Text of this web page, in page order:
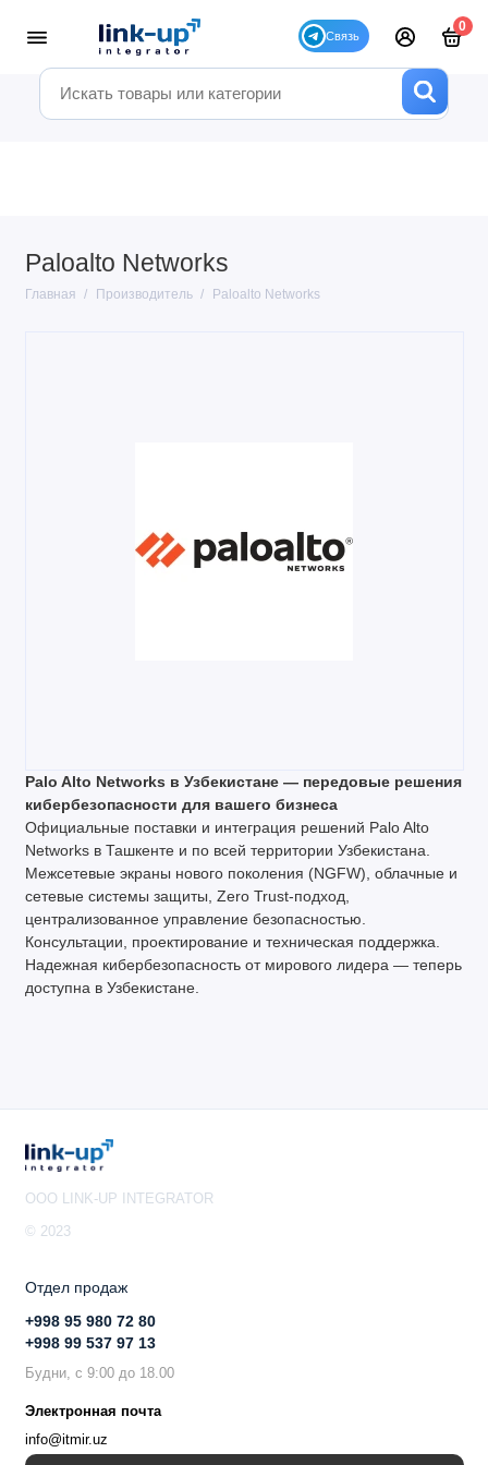
0
Paloalto Networks
Главная Производитель Paloalto Networks
Palo Alto Networks в Узбекистане — передовые решения
кибербезопасности для вашего бизнеса
Официальные поставки и интеграция решений Palo Alto
Networks в Ташкенте и по всей территории Узбекистана.
Межсетевые экраны нового поколения (NGFW), облачные и
сетевые системы защиты, Zero Trust-подход,
централизованное управление безопасностью.
Консультации, проектирование и техническая поддержка.
Надежная кибербезопасность от мирового лидера — теперь
доступна в Узбекистане.
OOO LINK-UP INTEGRATOR
© 2023
Отдел продаж
+998 95 980 72 80
+998 99 537 97 13
Будни, с 9:00 до 18.00
Электронная почта
info@itmir.uz